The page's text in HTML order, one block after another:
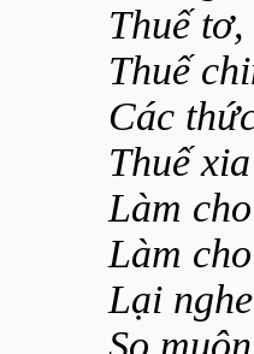
Thuế
Thuế
Các
Thuế
Làm
Làm
Lại
So